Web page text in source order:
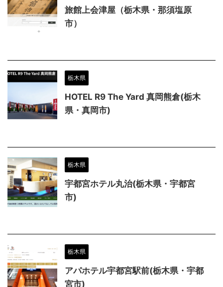
旅館上会津屋（栃木県・那須塩原
市）
栃木県
HOTEL R9 The Yard 真岡熊倉(栃木
県・真岡市)
栃木県
宇都宮ホテル丸治(栃木県・宇都宮
市)
栃木県
アパホテル宇都宮駅前(栃木県・宇都
宮市)